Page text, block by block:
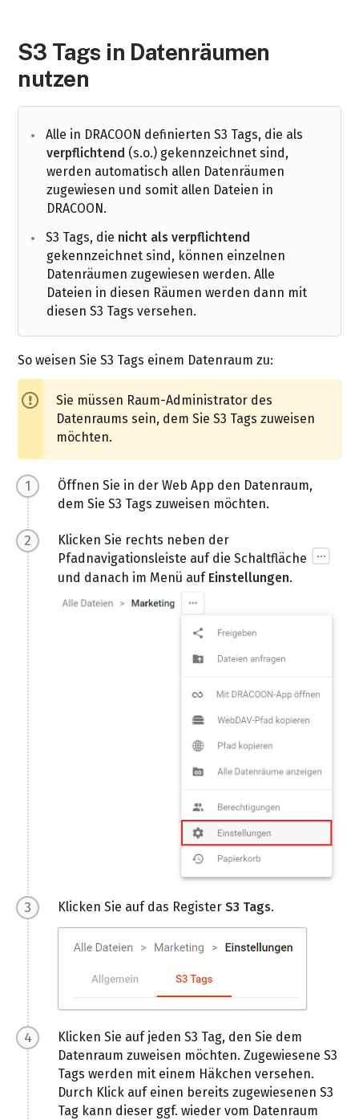
S3 Tags in Datenräumen
nutzen
Alle in DRACOON definierten S3 Tags, die als
verpflichtend (s.o.) gekennzeichnet sind,
werden automatisch allen Datenräumen
zugewiesen und somit allen Dateien in
DRACOON.
S3 Tags, die nicht als verpflichtend
gekennzeichnet sind, können einzelnen
Datenräumen zugewiesen werden. Alle
Dateien in diesen Räumen werden dann mit
diesen S3 Tags versehen.
So weisen Sie S3 Tags einem Datenraum zu:
Sie müssen Raum-Administrator des
Datenraums sein, dem Sie S3 Tags zuweisen
möchten.
Öffnen Sie in der Web App den Datenraum,
dem Sie S3 Tags zuweisen möchten.
Klicken Sie rechts neben der
Pfadnavigationsleiste auf die Schaltfläche
und danach im Menü auf Einstellungen.
Klicken Sie auf das RegisterS3 Tags.
Klicken Sie auf jeden S3 Tag, den Sie dem
Datenraum zuweisen möchten. Zugewiesene S3
Tags werden mit einem Häkchen versehen.
Durch Klick auf einen bereits zugewiesenen S3
Tag kann dieser ggf. wieder vom Datenraum